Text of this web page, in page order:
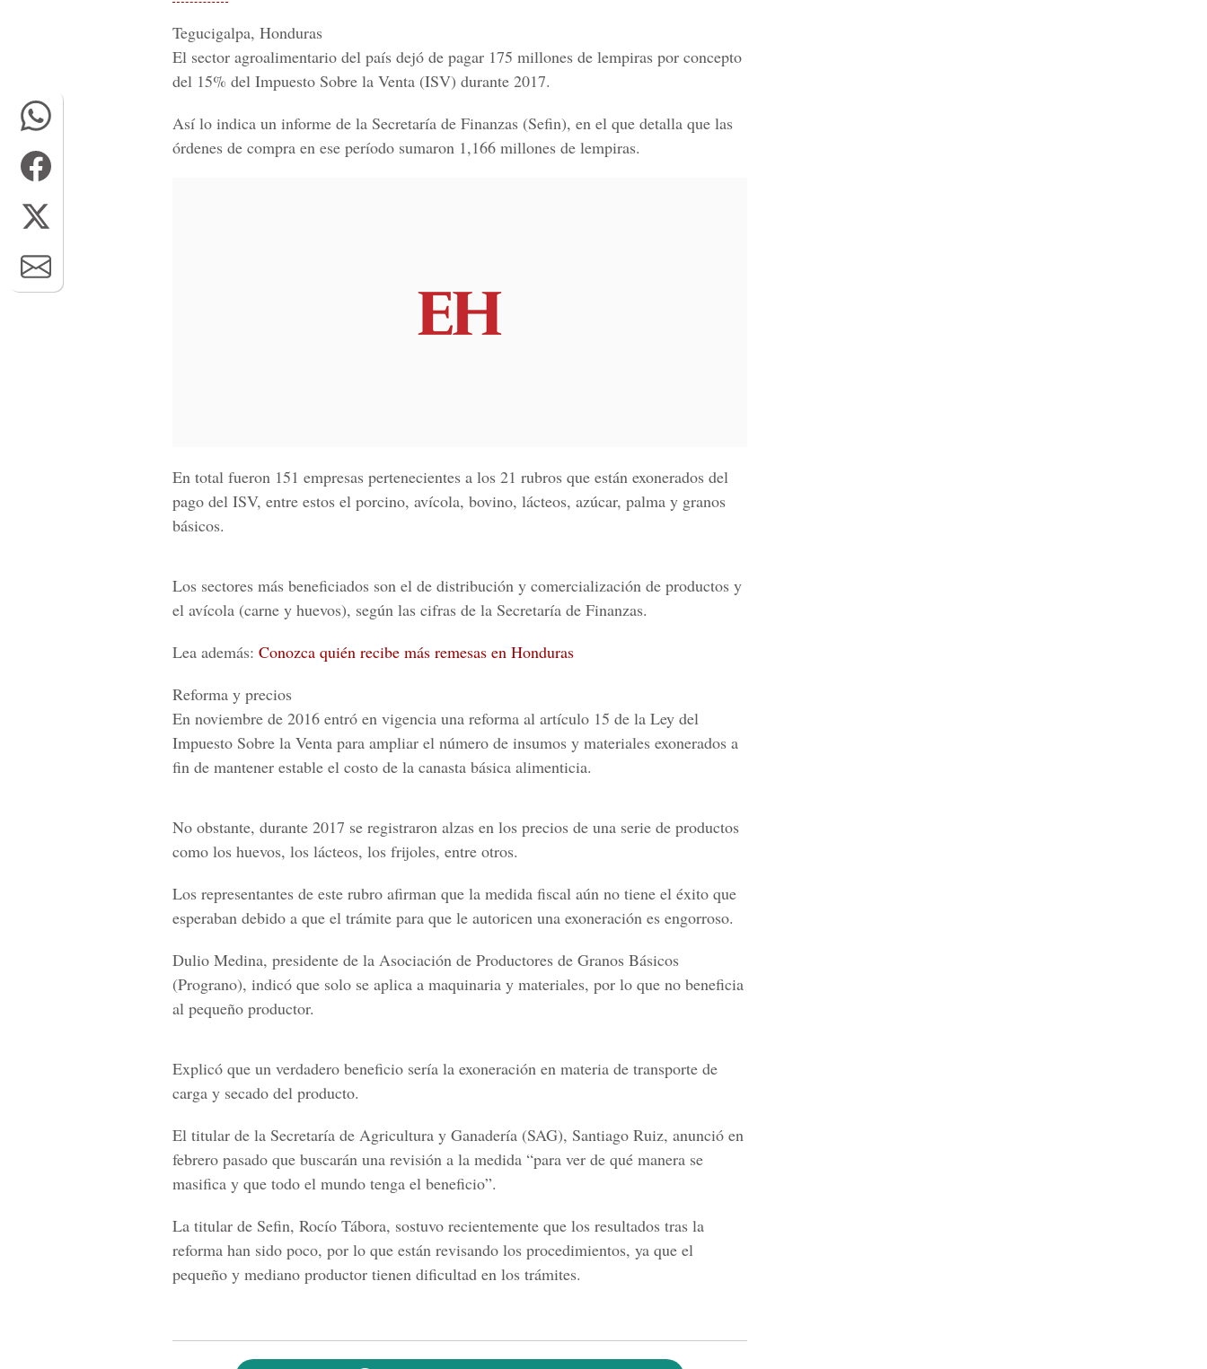
Tegucigalpa, Honduras
El sector agroalimentario del país dejó de pagar 175 millones de lempiras por concepto
del 15% del Impuesto Sobre la Venta (ISV) durante 2017.
Así lo indica un informe de la Secretaría de Finanzas (Sefin), en el que detalla que las
órdenes de compra en ese período sumaron 1,166 millones de lempiras.
En total fueron 151 empresas pertenecientes a los 21 rubros que están exonerados del
pago del ISV, entre estos el porcino, avícola, bovino, lácteos, azúcar, palma y granos
básicos.
Los sectores más beneficiados son el de distribución y comercialización de productos y
el avícola (carne y huevos), según las cifras de la Secretaría de Finanzas.
Lea además: Conozca quién recibe más remesas en Honduras
Reforma y precios
En noviembre de 2016 entró en vigencia una reforma al artículo 15 de la Ley del
Impuesto Sobre la Venta para ampliar el número de insumos y materiales exonerados a
fin de mantener estable el costo de la canasta básica alimenticia.
No obstante, durante 2017 se registraron alzas en los precios de una serie de productos
como los huevos, los lácteos, los frijoles, entre otros.
Los representantes de este rubro afirman que la medida fiscal aún no tiene el éxito que
esperaban debido a que el trámite para que le autoricen una exoneración es engorroso.
Dulio Medina, presidente de la Asociación de Productores de Granos Básicos
(Prograno), indicó que solo se aplica a maquinaria y materiales, por lo que no beneficia
al pequeño productor.
Explicó que un verdadero beneficio sería la exoneración en materia de transporte de
carga y secado del producto.
El titular de la Secretaría de Agricultura y Ganadería (SAG), Santiago Ruiz, anunció en
febrero pasado que buscarán una revisión a la medida “para ver de qué manera se
masifica y que todo el mundo tenga el beneficio”.
La titular de Sefin, Rocío Tábora, sostuvo recientemente que los resultados tras la
reforma han sido poco, por lo que están revisando los procedimientos, ya que el
pequeño y mediano productor tienen dificultad en los trámites.